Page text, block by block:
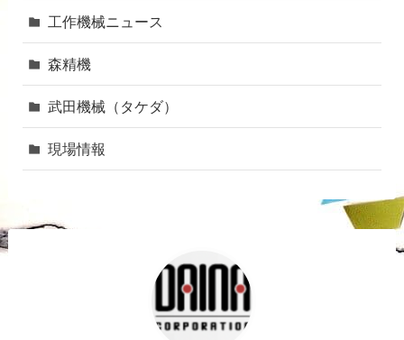
工作機械ニュース
森精機
武田機械（タケダ）
現場情報